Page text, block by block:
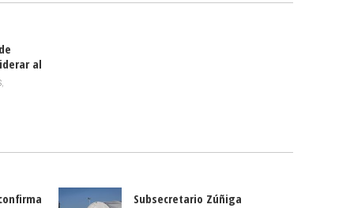
al
,
Subsecretario Zúñiga